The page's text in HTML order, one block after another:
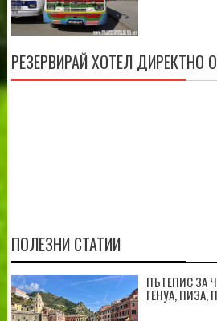
РЕЗЕРВИРАЙ ХОТЕЛ ДИРЕКТНО
ПОЛЕЗНИ СТАТИИ
ПЪТЕПИС ЗА
ГЕНУА, ПИЗА,